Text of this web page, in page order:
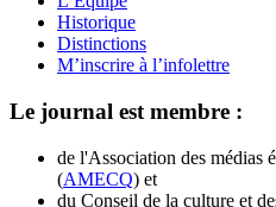
Historique
Distinctions
M’inscrire à l’infolettre
Le journal est membre :
de l'Association des médias
(AMECQ) et
du Conseil de la culture et